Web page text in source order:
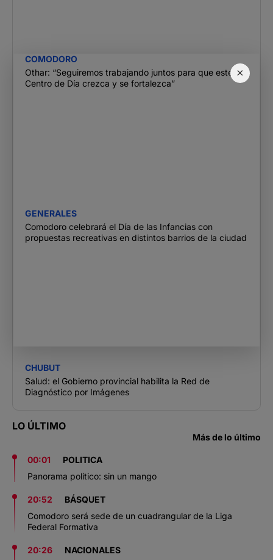
×
COMODORO
Othar: “Seguiremos trabajando juntos para que este
Centro de Día crezca y se fortalezca”
GENERALES
Comodoro celebrará el Día de las Infancias con
propuestas recreativas en distintos barrios de la ciudad
CHUBUT
Salud: el Gobierno provincial habilita la Red de
Diagnóstico por Imágenes
LO ÚLTIMO
Más de lo último
00:01
POLITICA
Panorama político: sin un mango
20:52
BÁSQUET
Comodoro será sede de un cuadrangular de la Liga
Federal Formativa
20:26
NACIONALES